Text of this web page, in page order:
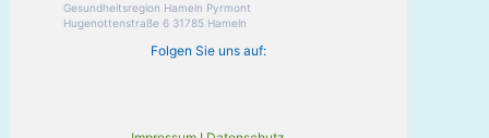
Gesundheitsregion Hameln Pyrmont
Hugenottenstraße 6 31785 Hameln
Folgen Sie uns auf: